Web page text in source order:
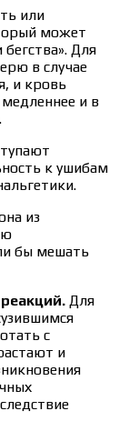
или
может
Для
в случае
и кровь
медленнее и в
к ушибам
из
бы мешать
Для
с
и